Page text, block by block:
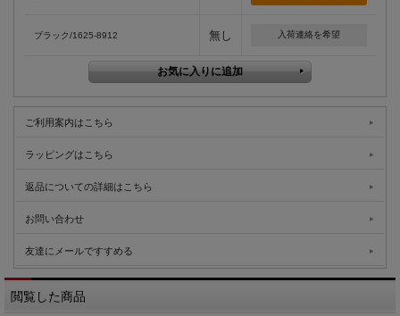
ブラック/1625-8912 無し 入荷連絡を希望
ご利用案内はこちら
ラッピングはこちら
返品についての詳細はこちら
お問い合わせ
友達にメールですすめる
閲覧した商品